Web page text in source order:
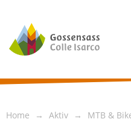
Home Aktiv MTB &